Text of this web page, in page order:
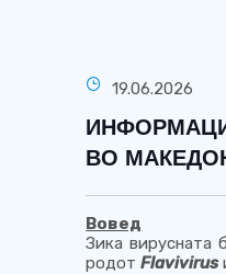
19.06.2026
ВО
Вовед
Зика вирусната
родотFlavivirus